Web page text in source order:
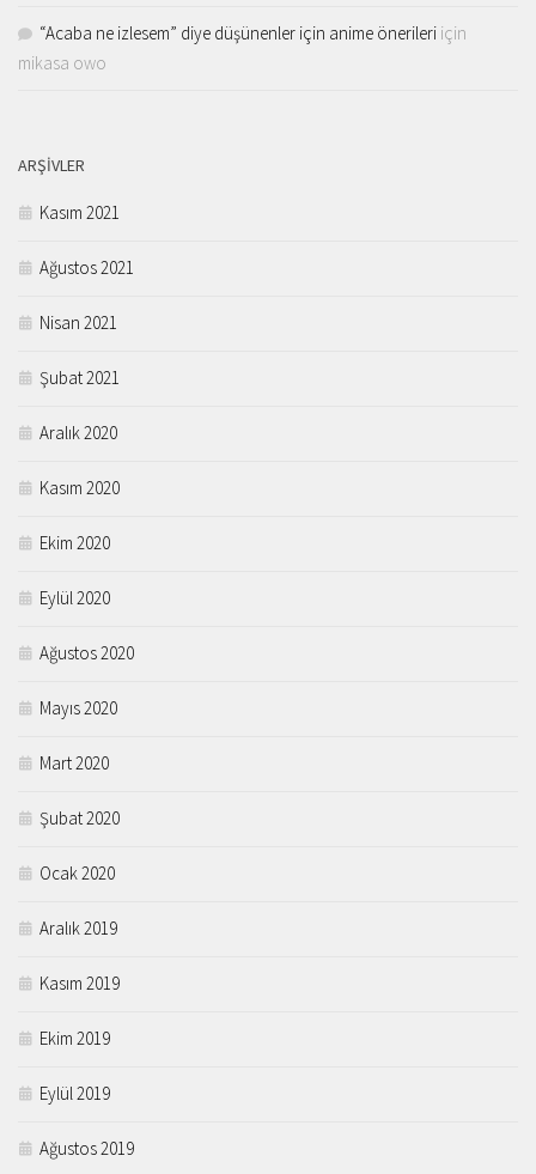
“Acaba ne izlesem” diye düşünenler için anime önerileri için
mikasa owo
ARŞIVLER
Kasım 2021
Ağustos 2021
Nisan 2021
Şubat 2021
Aralık 2020
Kasım 2020
Ekim 2020
Eylül 2020
Ağustos 2020
Mayıs 2020
Mart 2020
Şubat 2020
Ocak 2020
Aralık 2019
Kasım 2019
Ekim 2019
Eylül 2019
Ağustos 2019